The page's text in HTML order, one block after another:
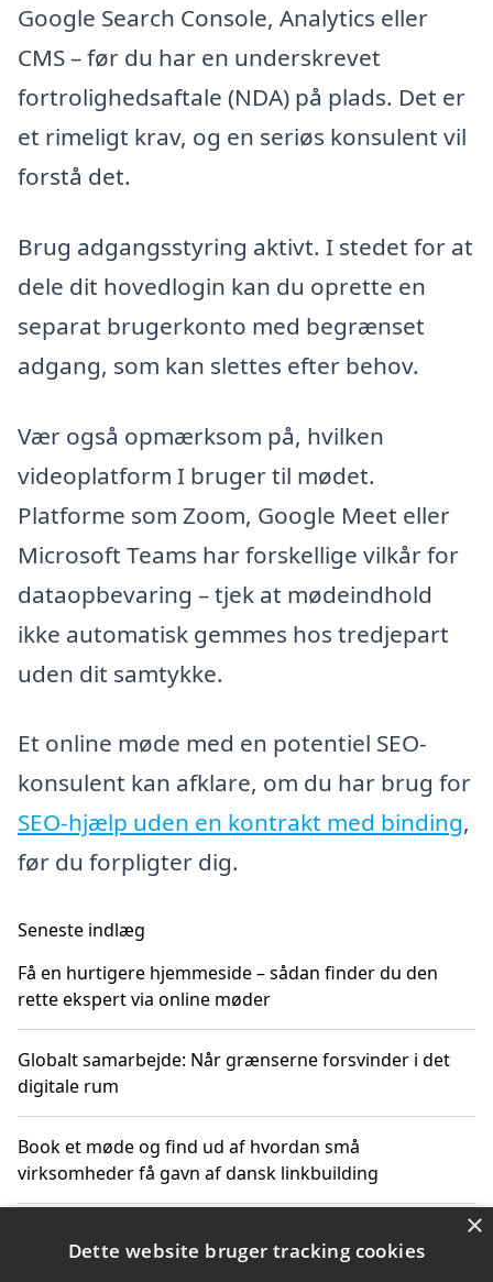
Google Search Console, Analytics eller
CMS – før du har en underskrevet
fortrolighedsaftale (NDA) på plads. Det er
et rimeligt krav, og en seriøs konsulent vil
forstå det.
Brug adgangsstyring aktivt. I stedet for at
dele dit hovedlogin kan du oprette en
separat brugerkonto med begrænset
adgang, som kan slettes efter behov.
Vær også opmærksom på, hvilken
videoplatform I bruger til mødet.
Platforme som Zoom, Google Meet eller
Microsoft Teams har forskellige vilkår for
dataopbevaring – tjek at mødeindhold
ikke automatisk gemmes hos tredjepart
uden dit samtykke.
Et online møde med en potentiel SEO-
konsulent kan afklare, om du har brug for
SEO-hjælp uden en kontrakt med binding,
før du forpligter dig.
Seneste indlæg
Få en hurtigere hjemmeside – sådan finder du den
rette ekspert via online møder
Globalt samarbejde: Når grænserne forsvinder i det
digitale rum
Book et møde og find ud af hvordan små
virksomheder få gavn af dansk linkbuilding
får du indgår et samarbejde
×
Dette website bruger tracking cookies